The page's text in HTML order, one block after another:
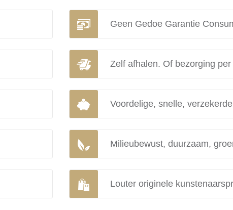
Geen Gedoe Garantie
Zelf afhalen. Of bezorging
Voordelige, snelle,
Milieubewust, duurzaam,
Louter originele